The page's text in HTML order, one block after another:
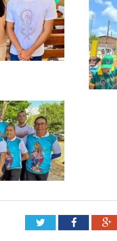
TwitterFacebook